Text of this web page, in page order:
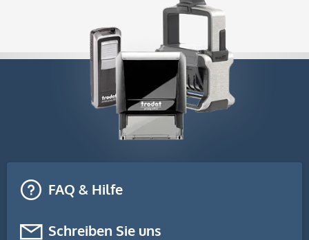
FAQ & Hilfe
Schreiben Sie uns